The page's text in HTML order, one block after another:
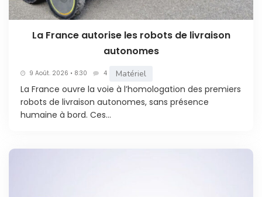
La France autorise les robots de livraison
autonomes
9 Août. 2026 • 8:30 4 Matériel
La France ouvre la voie à l’homologation des premiers
robots de livraison autonomes, sans présence
humaine à bord. Ces...